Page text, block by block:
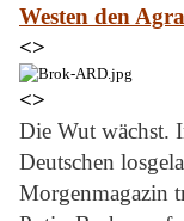
Westen den
<>
<>
Die Wut wächst.
Deutschen
Morgenmagazin